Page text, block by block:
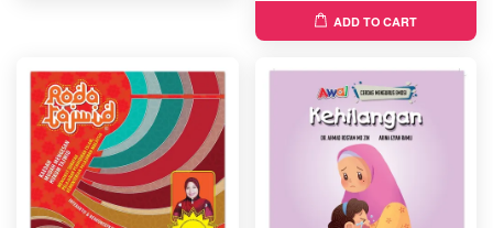
ADD TO CART